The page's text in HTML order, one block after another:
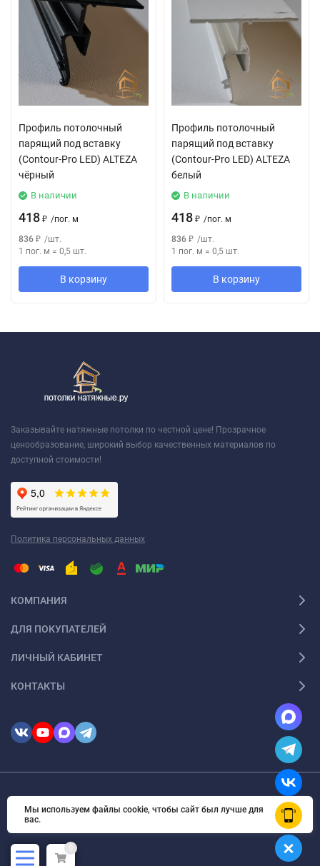
Профиль потолочный
парящий под вставку
(Contour-Pro LED) ALTEZA
чёрный
В наличии
418 ₽ /пог. м
836 ₽ /шт.
1 пог. м = 0,5 шт.
В корзину
Профиль потолочный
парящий под вставку
(Contour-Pro LED) ALTEZA
белый
В наличии
418 ₽ /пог. м
836 ₽ /шт.
1 пог. м = 0,5 шт.
В корзину
Заказывайте натяжные потолки по честной цене! Прозрачное
ценообразование, широкий выбор качественных материалов по
доступной стоимости!
Политика персональных данных
КОМПАНИЯ
ДЛЯ ПОКУПАТЕЛЕЙ
ЛИЧНЫЙ КАБИНЕТ
КОНТАКТЫ
0
Мы используем файлы cookie, чтобы сайт был лучше для
вас.
OK